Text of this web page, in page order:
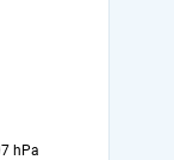
hPa